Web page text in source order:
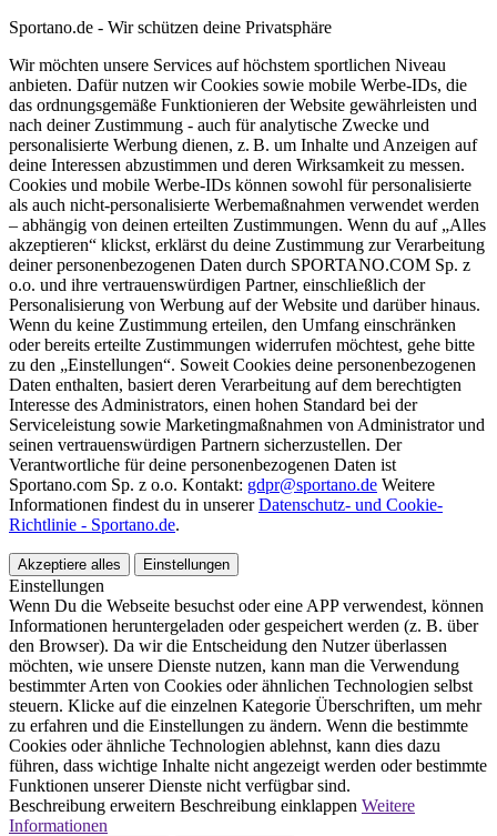
Sportano.de - Wir schützen deine Privatsphäre
Wir möchten unsere Services auf höchstem sportlichen Niveau
anbieten. Dafür nutzen wir Cookies sowie mobile Werbe-IDs, die
das ordnungsgemäße Funktionieren der Website gewährleisten und
nach deiner Zustimmung - auch für analytische Zwecke und
personalisierte Werbung dienen, z. B. um Inhalte und Anzeigen auf
deine Interessen abzustimmen und deren Wirksamkeit zu messen.
Cookies und mobile Werbe-IDs können sowohl für personalisierte
als auch nicht-personalisierte Werbemaßnahmen verwendet werden
– abhängig von deinen erteilten Zustimmungen. Wenn du auf „Alles
akzeptieren“ klickst, erklärst du deine Zustimmung zur Verarbeitung
deiner personenbezogenen Daten durch SPORTANO.COM Sp. z
o.o. und ihre vertrauenswürdigen Partner, einschließlich der
Personalisierung von Werbung auf der Website und darüber hinaus.
Wenn du keine Zustimmung erteilen, den Umfang einschränken
oder bereits erteilte Zustimmungen widerrufen möchtest, gehe bitte
zu den „Einstellungen“. Soweit Cookies deine personenbezogenen
Daten enthalten, basiert deren Verarbeitung auf dem berechtigten
Interesse des Administrators, einen hohen Standard bei der
Serviceleistung sowie Marketingmaßnahmen von Administrator und
seinen vertrauenswürdigen Partnern sicherzustellen. Der
Verantwortliche für deine personenbezogenen Daten ist
Sportano.com Sp. z o.o. Kontakt: gdpr@sportano.de Weitere
Informationen findest du in unsererDatenschutz- und Cookie-
Richtlinie - Sportano.de.
Akzeptiere alles Einstellungen
Einstellungen
Wenn Du die Webseite besuchst oder eine APP verwendest, können
Informationen heruntergeladen oder gespeichert werden (z. B. über
den Browser). Da wir die Entscheidung den Nutzer überlassen
möchten, wie unsere Dienste nutzen, kann man die Verwendung
bestimmter Arten von Cookies oder ähnlichen Technologien selbst
steuern. Klicke auf die einzelnen Kategorie Überschriften, um mehr
zu erfahren und die Einstellungen zu ändern. Wenn die bestimmte
Cookies oder ähnliche Technologien ablehnst, kann dies dazu
führen, dass wichtige Inhalte nicht angezeigt werden oder bestimmte
Funktionen unserer Dienste nicht verfügbar sind.
Beschreibung erweitern Beschreibung einklappen Weitere
Informationen